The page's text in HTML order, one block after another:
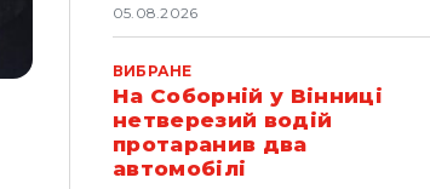
05.08.2026
ВИБРАНЕ
На Соборній у Вінниці
нетверезий водій
протаранив два
автомобілі